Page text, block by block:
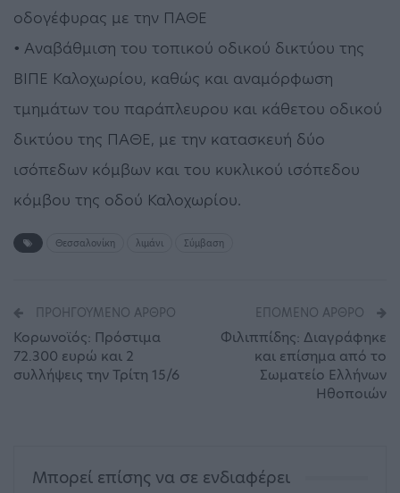
οδογέφυρας με την ΠΑΘΕ
• Αναβάθμιση του τοπικού οδικού δικτύου της
ΒΙΠΕ Καλοχωρίου, καθώς και αναμόρφωση
τμημάτων του παράπλευρου και κάθετου οδικού
δικτύου της ΠΑΘΕ, με την κατασκευή δύο
ισόπεδων κόμβων και του κυκλικού ισόπεδου
κόμβου της οδού Καλοχωρίου.
Θεσσαλονίκη λιμάνι Σύμβαση
ΠΡΟΗΓΟΎΜΕΝΟ ΆΡΘΡΟ
Κορωνοϊός: Πρόστιμα
72.300 ευρώ και 2
συλλήψεις την Τρίτη 15/6
ΕΠΌΜΕΝΟ ΆΡΘΡΟ
Φιλιππίδης: Διαγράφηκε
και επίσημα από το
Σωματείο Ελλήνων
Ηθοποιών
Μπορεί επίσης να σε ενδιαφέρει